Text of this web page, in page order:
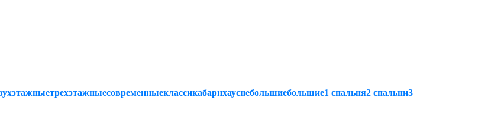
трехэтажныесовременныеклассикабарнхауснебольшиебольшие1 спальня2 спальни3